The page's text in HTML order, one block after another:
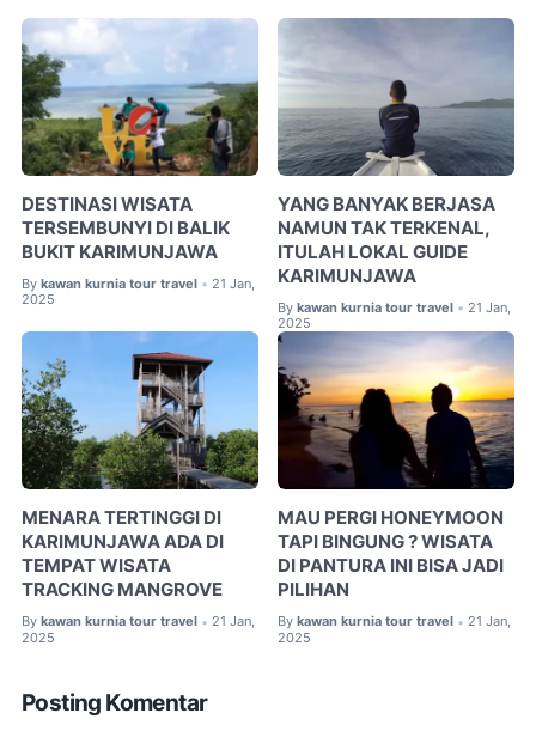
DESTINASI WISATA
TERSEMBUNYI DI BALIK
BUKIT KARIMUNJAWA
By kawan kurnia tour travel • 21 Jan,
2025
YANG BANYAK BERJASA
NAMUN TAK TERKENAL,
ITULAH LOKAL GUIDE
KARIMUNJAWA
By kawan kurnia tour travel • 21 Jan,
2025
MENARA TERTINGGI DI
KARIMUNJAWA ADA DI
TEMPAT WISATA
TRACKING MANGROVE
By kawan kurnia tour travel • 21 Jan,
2025
MAU PERGI HONEYMOON
TAPI BINGUNG ? WISATA
DI PANTURA INI BISA JADI
PILIHAN
By kawan kurnia tour travel • 21 Jan,
2025
Posting Komentar